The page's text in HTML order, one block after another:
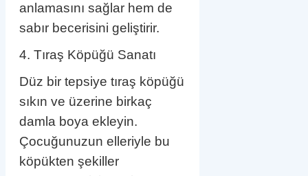
anlamasını sağlar hem de
sabır becerisini geliştirir.
4. Tıraş Köpüğü Sanatı
Düz bir tepsiye tıraş köpüğü
sıkın ve üzerine birkaç
damla boya ekleyin.
Çocuğunuzun elleriyle bu
köpükten şekiller